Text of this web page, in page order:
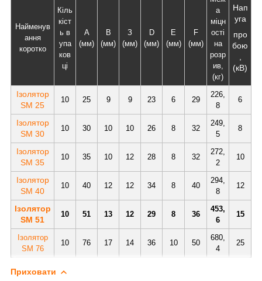
Найменув
ання
коротко
Кіль
кіст
ь в
упа
ков
ці
А
(мм)
В
(мм)
З
(мм)
D
(мм)
Е
(мм)
F
(мм)
а
міцн
ості
на
розр
ив,
(кг)
Нап
уга
про
бою
(кВ)
Ізолятор
SM 25
10 25 9 9 23 6 29
226,
8
6
Ізолятор
SM 30
10 30 10 10 26 8 32
249,
5
8
Ізолятор
SM 35
10 35 10 12 28 8 32
272,
2
10
Ізолятор
SM 40
10 40 12 12 34 8 40
294,
8
12
Ізолятор
SM 51
10 51 13 12 29 8 36
453,
6
15
Ізолятор
SM 76
10 76 17 14 36 10 50
680,
4
25
Приховати